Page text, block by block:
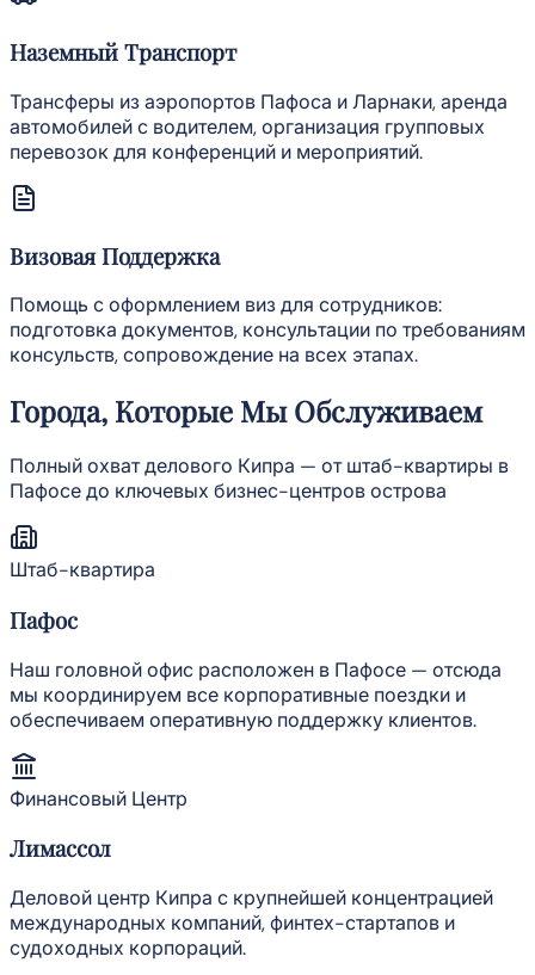
Наземный Транспорт
Трансферы из аэропортов Пафоса и Ларнаки, аренда
автомобилей с водителем, организация групповых
перевозок для конференций и мероприятий.
Визовая Поддержка
Помощь с оформлением виз для сотрудников:
подготовка документов, консультации по требованиям
консульств, сопровождение на всех этапах.
Города, Которые Мы Обслуживаем
Полный охват делового Кипра — от штаб-квартиры в
Пафосе до ключевых бизнес-центров острова
Штаб-квартира
Пафос
Наш головной офис расположен в Пафосе — отсюда
мы координируем все корпоративные поездки и
обеспечиваем оперативную поддержку клиентов.
Финансовый Центр
Лимассол
Деловой центр Кипра с крупнейшей концентрацией
международных компаний, финтех-стартапов и
судоходных корпораций.